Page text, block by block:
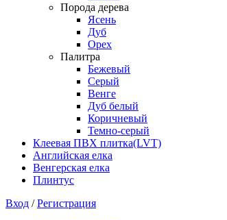
Порода дерева
Ясень
Дуб
Орех
Палитра
Бежевый
Серый
Венге
Дуб белый
Коричневый
Темно-серый
Клеевая ПВХ плитка(LVT)
Английская елка
Венгерская елка
Плинтус
Вход /Регистрация